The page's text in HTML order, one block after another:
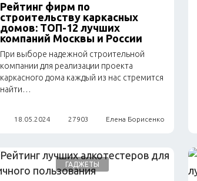
Рейтинг фирм по
строительству каркасных
домов: ТОП-12 лучших
компаний Москвы и России
При выборе надежной строительной
компании для реализации проекта
каркасного дома каждый из нас стремится
найти…
18.05.2024 27903 Елена Борисенко
ГАДЖЕТЫ